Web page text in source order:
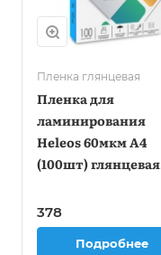
Пленка глянцевая
Пленка для
ламинирования
Heleos 60мкм A4
(100шт) глянцевая
378
Подробнее